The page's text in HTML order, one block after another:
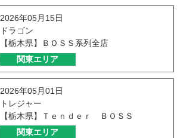
2026年05月15日
ドラゴン
【栃木県】ＢＯＳＳ系列全店
関東エリア
2026年05月01日
トレジャー
【栃木県】Ｔｅｎｄｅｒ ＢＯＳＳ
関東エリア